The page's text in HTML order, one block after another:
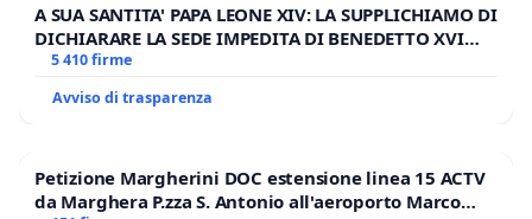
A SUA SANTITA' PAPA LEONE XIV: LA SUPPLICHIAMO DI
DICHIARARE LA SEDE IMPEDITA DI BENEDETTO XVI
E/O DI FAR APRIRE IL RELATIVO PROCESSO
5 410 firme
Avviso di trasparenza
Petizione Margherini DOC estensione linea 15 ACTV
da Marghera P.zza S. Antonio all'aeroporto Marco